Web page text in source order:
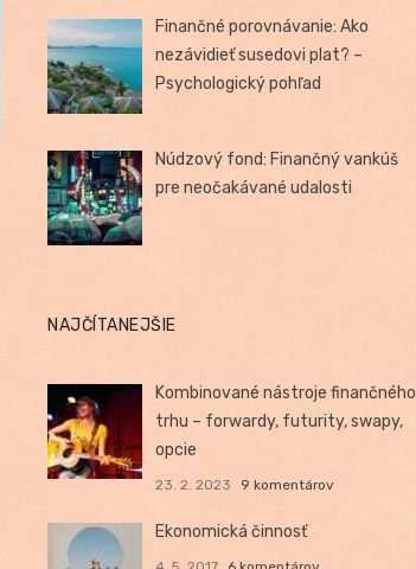
Finančné porovnávanie: Ako
nezávidieť susedovi plat? –
Psychologický pohľad
Núdzový fond: Finančný vankúš
pre neočakávané udalosti
NAJČÍTANEJŠIE
Kombinované nástroje finančného
trhu – forwardy, futurity, swapy,
opcie
23. 2. 2023 9 komentárov
Ekonomická činnosť